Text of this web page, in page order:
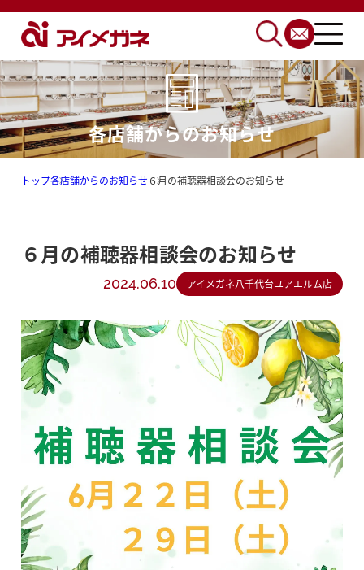
各店舗からのお知らせ
トップ各店舗からのお知らせ ６月の補聴器相談会のお知らせ
６月の補聴器相談会のお知らせ
2024.06.10 アイメガネ八千代台ユアエルム店